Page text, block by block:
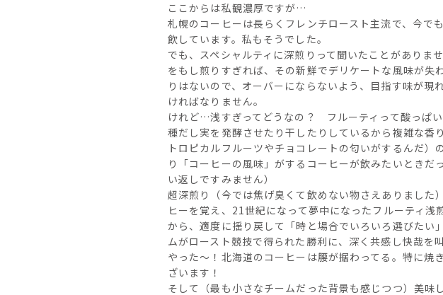
ここからは私観濃厚ですが…
札幌のコーヒーは長らくフレンチロースト主流で、今で
飲しています。私もそうでした。
でも、スペシャルティに深煎りって聞いたことがありま
をもし煎りすぎれば、その新鮮でデリケートな風味が失
りはないので、オーバーにならないよう、目指す味が現
ければなりません。
けれど…浅すぎってどうなの？ フルーティって酸っぱ
種だし実を発酵させたり干したりしているから複雑な香
トロピカルフルーツやチョコレートの匂いがするんだ）
り「コーヒーの風味」がするコーヒーが飲みたいときだ
い返しですみません）
超深煎り（今では焦げ臭くて飲めない物さえありました
ヒーを覚え、21世紀になって夢中になったフルーティ浅
から、適度に揺り戻して「時と場合でいろいろ選びたい
ムがロースト競技で得られた勝利に、深く共感し快哉を叫
やった〜！北海道のコーヒーは腰が据わってる。特に焼
ざいます！
そして（最も小さなチームだった背景も感じつつ）美味